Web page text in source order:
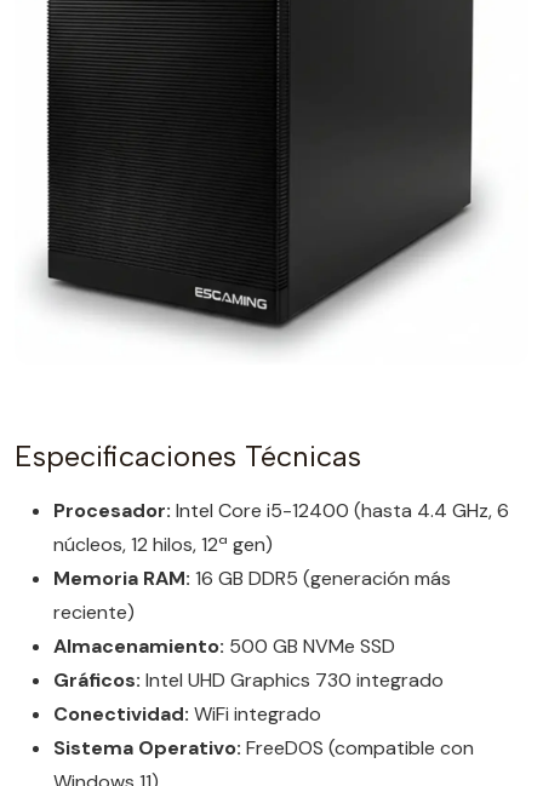
Especificaciones Técnicas
Procesador: Intel Core i5-12400 (hasta 4.4 GHz, 6
núcleos, 12 hilos, 12ª gen)
Memoria RAM: 16 GB DDR5 (generación más
reciente)
Almacenamiento: 500 GB NVMe SSD
Gráficos: Intel UHD Graphics 730 integrado
Conectividad: WiFi integrado
Sistema Operativo: FreeDOS (compatible con